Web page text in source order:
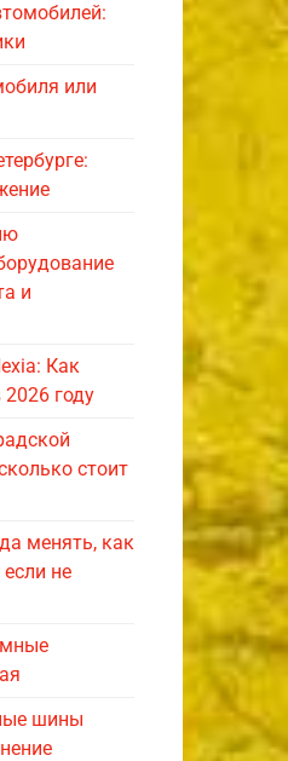
или
и
Как
году
стоит
менять, как
не
шины